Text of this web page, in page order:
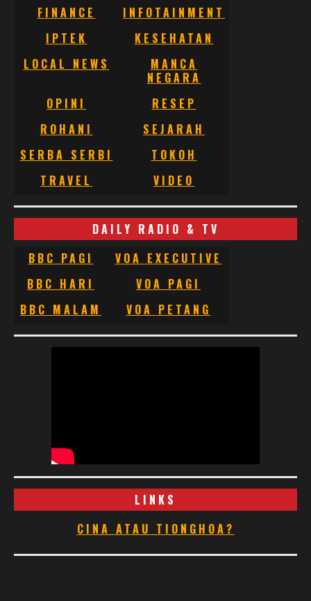
FINANCE
INFOTAINMENT
IPTEK
KESEHATAN
LOCAL NEWS
MANCA
NEGARA
OPINI
RESEP
ROHANI
SEJARAH
SERBA SERBI
TOKOH
TRAVEL
VIDEO
DAILY RADIO & TV
BBC PAGI
VOA EXECUTIVE
BBC HARI
VOA PAGI
BBC MALAM
VOA PETANG
LINKS
CINA ATAU TIONGHOA?